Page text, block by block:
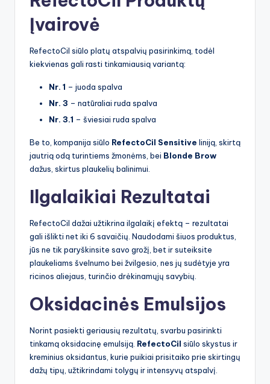
Įvairovė
RefectoCil siūlo platų atspalvių pasirinkimą, todėl
kiekvienas gali rasti tinkamiausią variantą:
Nr. 1 – juoda spalva
Nr. 3 – natūraliai ruda spalva
Nr. 3.1 – šviesiai ruda spalva
Be to, kompanija siūlo RefectoCil Sensitive liniją, skirtą
jautrią odą turintiems žmonėms, bei Blonde Brow
dažus, skirtus plaukelių balinimui.
Ilgalaikiai Rezultatai
RefectoCil dažai užtikrina ilgalaikį efektą – rezultatai
gali išlikti net iki 6 savaičių. Naudodami šiuos produktus,
jūs ne tik paryškinsite savo grožį, bet ir suteiksite
plaukeliams švelnumo bei žvilgesio, nes jų sudėtyje yra
ricinos aliejaus, turinčio drėkinamųjų savybių.
Oksidacinės Emulsijos
Norint pasiekti geriausių rezultatų, svarbu pasirinkti
tinkamą oksidacinę emulsiją. RefectoCil siūlo skystus ir
kreminius oksidantus, kurie puikiai prisitaiko prie skirtingų
dažų tipų, užtikrindami tolygų ir intensyvų atspalvį.